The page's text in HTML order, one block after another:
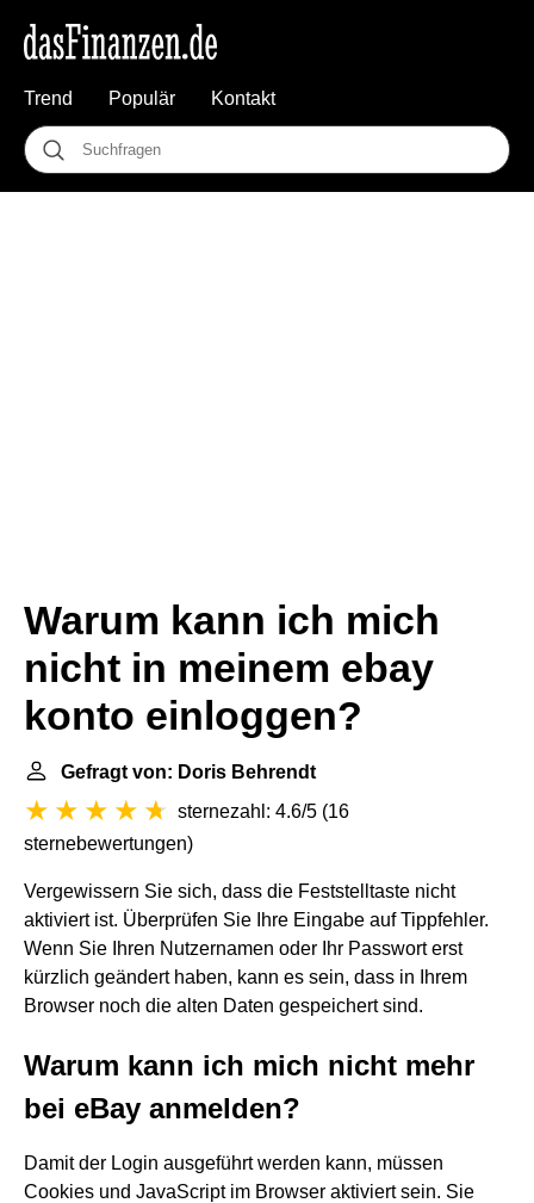
Trend Populär Kontakt
Warum kann ich mich
nicht in meinem ebay
konto einloggen?
Gefragt von: Doris Behrendt
sternezahl: 4.6/5 (16
sternebewertungen)
Vergewissern Sie sich, dass die Feststelltaste nicht
aktiviert ist. Überprüfen Sie Ihre Eingabe auf Tippfehler.
Wenn Sie Ihren Nutzernamen oder Ihr Passwort erst
kürzlich geändert haben, kann es sein, dass in Ihrem
Browser noch die alten Daten gespeichert sind.
Warum kann ich mich nicht mehr
bei eBay anmelden?
Damit der Login ausgeführt werden kann, müssen
Cookies und JavaScript im Browser aktiviert sein. Sie